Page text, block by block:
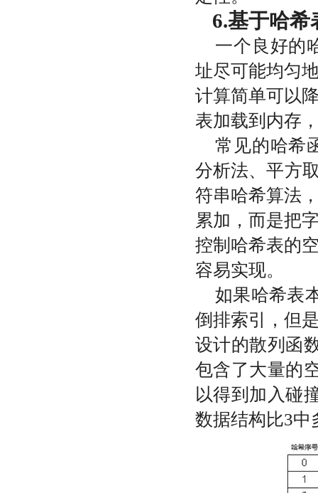
6.基于哈希
一个良好的
址尽可能均匀
计算简单可以
表加载到内存
常见的哈希
分析法、平方
符串哈希算法
累加，而是把
控制哈希表的
容易实现。
如果哈希表
倒排索引，但
设计的散列函
包含了大量的
以得到加入碰
数据结构比3中